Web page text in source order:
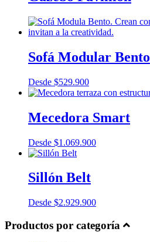
Sofá Modular Bento
Desde $529.900
Mecedora Smart
Desde $1.069.900
Sillón Belt
Desde $2.929.900
Productos por categoría